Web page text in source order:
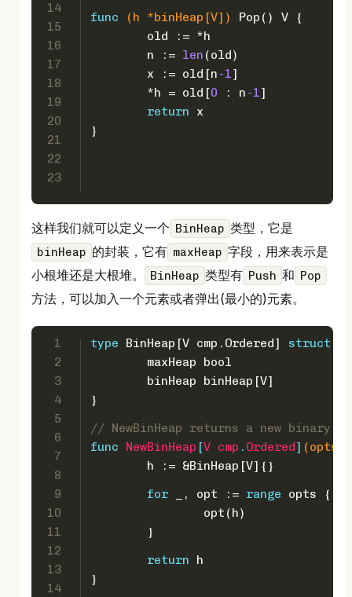
14
15
16
17
18
19
20
21
22
23
func
(h *binHeap[V])
Pop() V {
	old := *h
	n :=
len (old)
	x := old[n
-1]
	*h = old[
0 : n -1]
return x
}
这样我们就可以定义一个 BinHeap 类型，它是
binHeap 的封装，它有 maxHeap 字段，用来表示是
小根堆还是大根堆。
BinHeap 类型有 Push 和 Pop
方法，可以加入一个元素或者弹出(最小的)元素。
1
2
3
4
5
6
7
8
9
10
11
12
13
14
type BinHeap[V cmp.Ordered] struct
	maxHeap
bool
	binHeap binHeap[V]
}
// NewBinHeap returns a new binary
func
NewBinHeap [V cmp . Ordered ] (opts
	h := &BinHeap[V]{}
for _, opt := range opts {
		opt(h)
	}
return h
}